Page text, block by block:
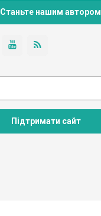
Станьте нашим автором
Підтримати сайт